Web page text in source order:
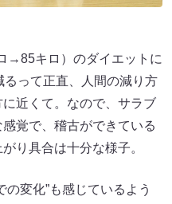
→85キロ）のダイエットに
って正直、人間の減り方
近くて。なので、サラブ
覚で、稽古ができている
り具合は十分な様子。
変化”も感じているよう